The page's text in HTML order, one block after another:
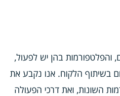
בהן יש לפעול,
בשיתוף הלקוח. אנו נקבע את
השונות, ואת דרכי הפעולה